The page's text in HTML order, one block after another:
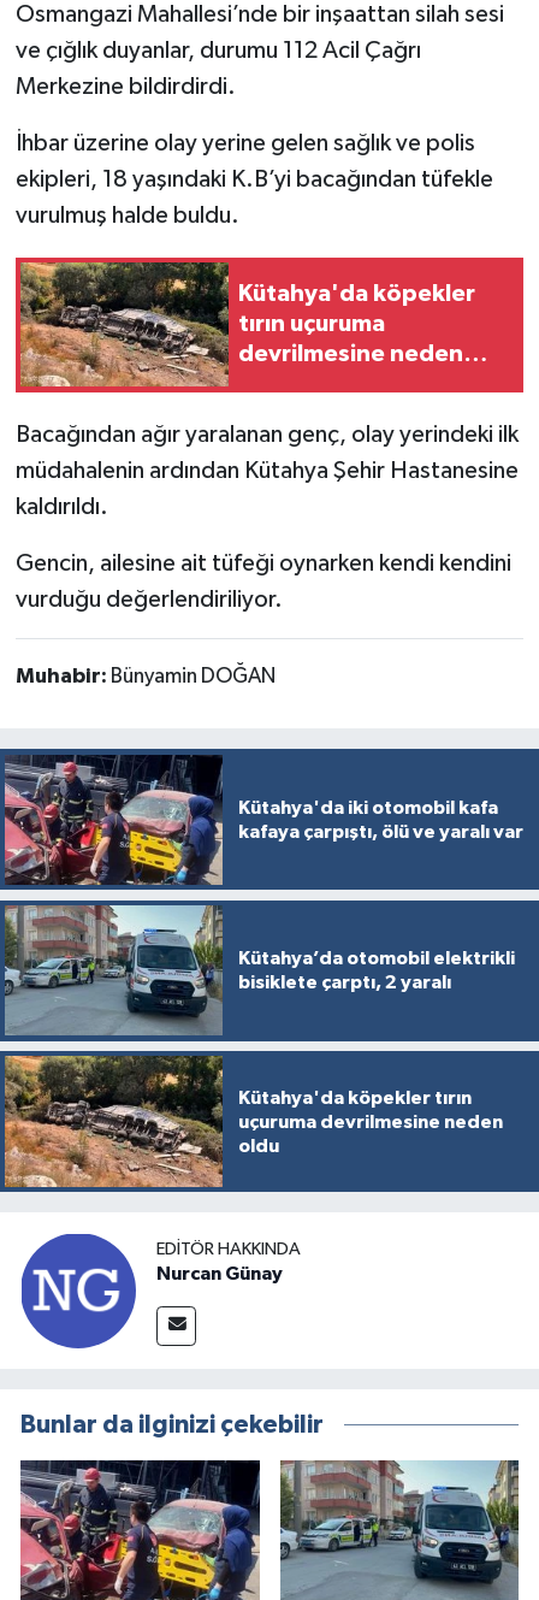
Osmangazi Mahallesi’nde bir inşaattan silah sesi
ve çığlık duyanlar, durumu 112 Acil Çağrı
Merkezine bildirdirdi.
İhbar üzerine olay yerine gelen sağlık ve polis
ekipleri, 18 yaşındaki K.B’yi bacağından tüfekle
vurulmuş halde buldu.
Kütahya'da köpekler
tırın uçuruma
devrilmesine neden
Bacağından ağır yaralanan genç, olay yerindeki ilk
müdahalenin ardından Kütahya Şehir Hastanesine
kaldırıldı.
Gencin, ailesine ait tüfeği oynarken kendi kendini
vurduğu değerlendiriliyor.
Muhabir: Bünyamin DOĞAN
Kütahya'da iki otomobil kafa
kafaya çarpıştı, ölü ve yaralı var
Kütahya’da otomobil elektrikli
bisiklete çarptı, 2 yaralı
Kütahya'da köpekler tırın
uçuruma devrilmesine neden
oldu
EDITÖR HAKKINDA
Nurcan Günay
Bunlar da ilginizi çekebilir
İlçeler
Köşe Yazıları
Kültür Sanat
Kütahya
Magazin
Otomobil
Politika
Rüya Tabirleri
Simav
Siyaset
Spor
Tavşanlı
Teknoloji
Türkiye
Video Galeri
Yemek Tarifleri